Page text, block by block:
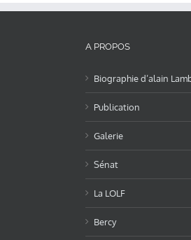
A PROPOS
Biographie d’alain
Publication
Galerie
Sénat
La LOLF
Bercy